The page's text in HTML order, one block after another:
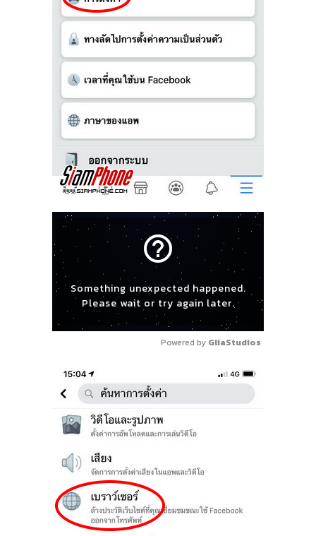
help_outline
Something unexpected happened.
Please wait or try again later.
Powered by GliaStudios